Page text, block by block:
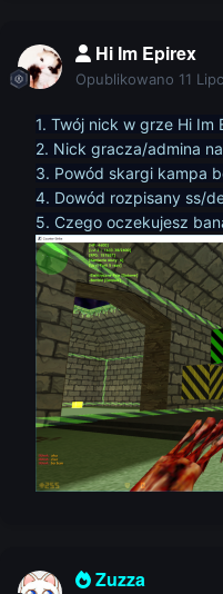
Hi Im Epirex
Opublikowano 11
1. Twój nick w grze Hi Im
2. Nick gracza/admina
3. Powód skargi kampa
4. Dowód rozpisany ss/
5. Czego oczekujesz
Zuzza